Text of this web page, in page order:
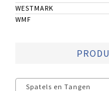
WESTMARK
WMF
Spatels en Tangen